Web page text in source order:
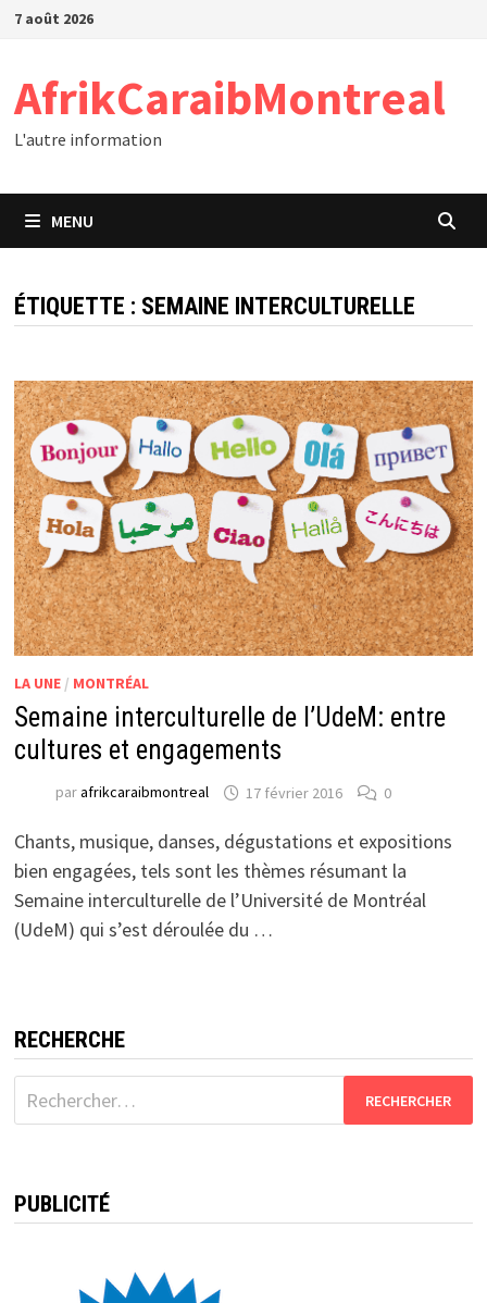
Passer
7 août 2026
AfrikCaraibMontreal
L'autre information
MENU
ÉTIQUETTE : SEMAINE INTERCULTURELLE
LA UNE/ MONTRÉAL
Semaine interculturelle de l’UdeM: entre
cultures et engagements
parafrikcaraibmontreal 17 février 2016 0
Chants, musique, danses, dégustations et expositions
bien engagées, tels sont les thèmes résumant la
Semaine interculturelle de l’Université de Montréal
(UdeM) qui s’est déroulée du …
RECHERCHE
Rechercher :
PUBLICITÉ